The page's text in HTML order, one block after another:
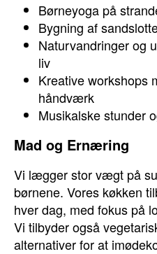
Børneyoga på
Bygning af
Naturvandringer og
liv
Kreative workshops
håndværk
Musikalske stunder
Mad og Ernæring
Vi lægger stor vægt på
børnene. Vores køkken
hver dag, med fokus på
Vi tilbyder også
alternativer for at